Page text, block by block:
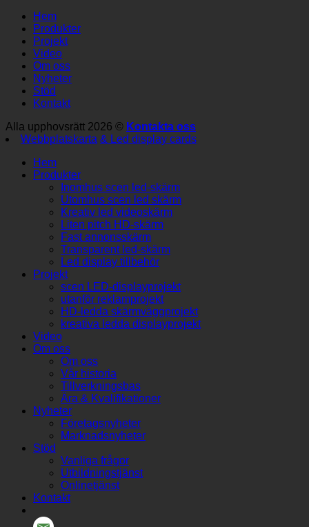
Hem
Produkter
Projekt
Video
Om oss
Nyheter
Stöd
Kontakt
Alla upphovsrätt 2026 © Kontakta oss
Webbplatskarta & Led display cards
Hem
Produkter
Inomhus scen led-skärm
Utomhus scen led skärm
Kreativ led videoskärm
Liten pitch HD-skärm
Fast annonsskärm
Transparent led-skärm
Led display tillbehör
Projekt
scen LED-displayprojekt
utanför reklamprojekt
HD-ledda skärmväggprojekt
kreativa ledda displayprojekt
Video
Om oss
Om oss
Vår historia
Tillverkningsbas
Ära & Kvalifikationer
Nyheter
Företagsnyheter
Marknadsnyheter
Stöd
Vanliga frågor
Utbildningstjänst
Onlinetjänst
Kontakt